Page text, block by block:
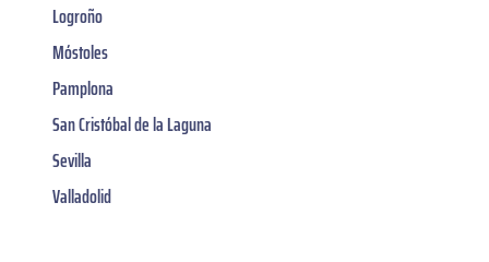
Logroño
Móstoles
Pamplona
San Cristóbal de la Laguna
Sevilla
Valladolid